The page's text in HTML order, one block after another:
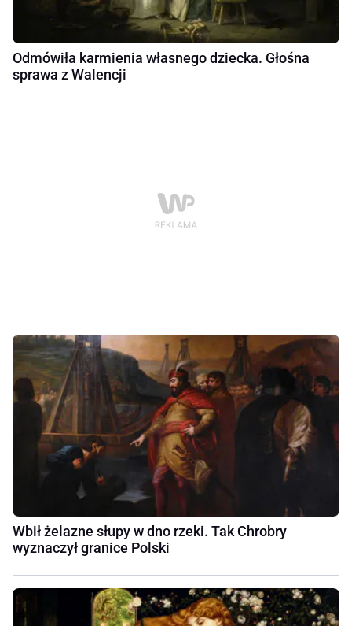
Odmówiła karmienia własnego dziecka. Głośna
sprawa z Walencji
Wbił żelazne słupy w dno rzeki. Tak Chrobry
wyznaczył granice Polski